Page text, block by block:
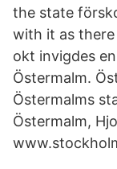
the state
with it as
okt invigdes
Östermalm.
Östermalms
Östermalm,